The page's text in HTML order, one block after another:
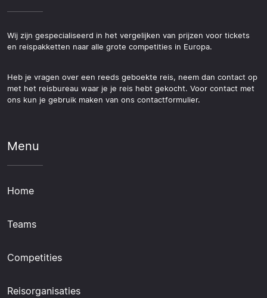
Wij zijn gespecialiseerd in het vergelijken van prijzen voor tickets
en reispakketten naar alle grote competities in Europa.
Heb je vragen over een reeds geboekte reis, neem dan contact op
met het reisbureau waar je je reis hebt gekocht. Voor contact met
ons kun je gebruik maken van ons contactformulier.
Menu
Home
Teams
Competities
Reisorganisaties